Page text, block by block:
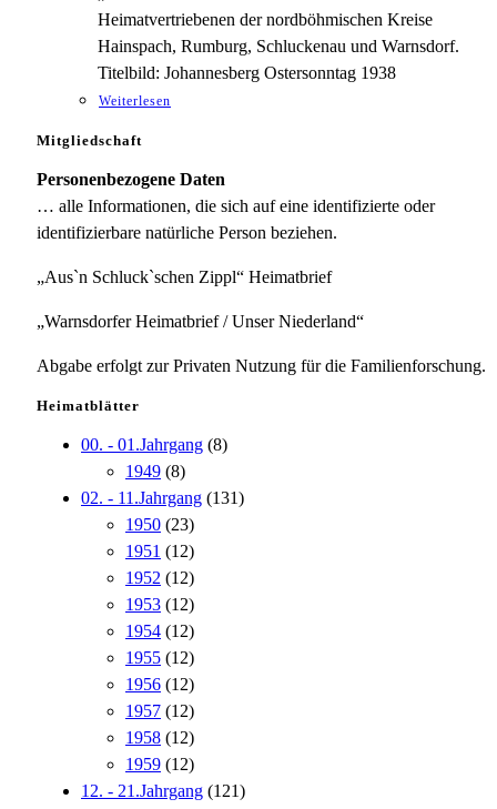
Heimatvertriebenen der nordböhmischen Kreise
Hainspach, Rumburg, Schluckenau und Warnsdorf.
Titelbild: Johannesberg Ostersonntag 1938
Weiterlesen
Mitgliedschaft
Personenbezogene Daten
… alle Informationen, die sich auf eine identifizierte oder
identifizierbare natürliche Person beziehen.
„Aus`n Schluck`schen Zippl“ Heimatbrief
„Warnsdorfer Heimatbrief / Unser Niederland“
Abgabe erfolgt zur Privaten Nutzung für die Familienforschung.
Heimatblätter
00. - 01.Jahrgang (8)
1949 (8)
02. - 11.Jahrgang (131)
1950 (23)
1951 (12)
1952 (12)
1953 (12)
1954 (12)
1955 (12)
1956 (12)
1957 (12)
1958 (12)
1959 (12)
12. - 21.Jahrgang (121)